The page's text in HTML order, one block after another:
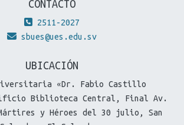
CONTACTO
2511-2027
sbues@ues.edu.sv
UBICACIÓN
«Dr. Fabio Castillo
Biblioteca Central, Final Av.
y Héroes del 30 julio, San